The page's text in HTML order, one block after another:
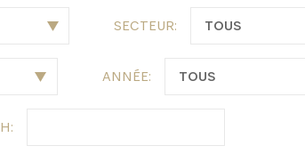
SECTEUR:
ANNÉE: